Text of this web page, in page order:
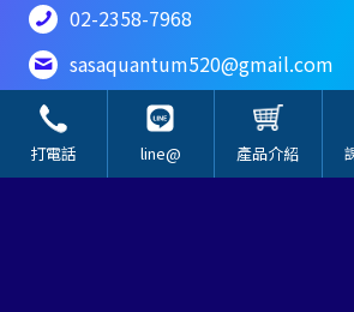
打電話 line@ 產品介紹
02-2358-7968
sasaquantum520@gmail.com
106台北市大安區永康街23巷10